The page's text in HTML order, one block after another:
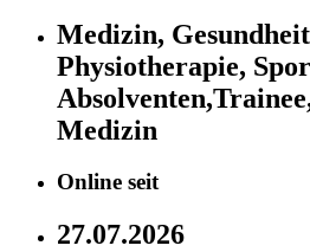
Medizin,
Physiotherapie,
Medizin
Online seit
27.07.2026